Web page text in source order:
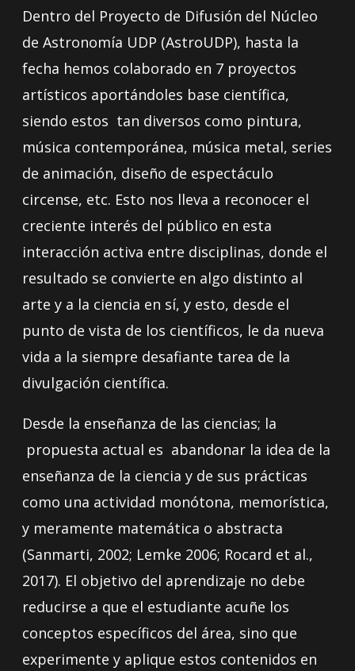
Dentro del Proyecto de Difusión del Núcleo
de Astronomía UDP (AstroUDP), hasta la
fecha hemos colaborado en 7 proyectos
artísticos aportándoles base científica,
siendo estos tan diversos como pintura,
música contemporánea, música metal, series
de animación, diseño de espectáculo
circense, etc. Esto nos lleva a reconocer el
creciente interés del público en esta
interacción activa entre disciplinas, donde el
resultado se convierte en algo distinto al
arte y a la ciencia en sí, y esto, desde el
punto de vista de los científicos, le da nueva
vida a la siempre desafiante tarea de la
divulgación científica.
Desde la enseñanza de las ciencias; la
propuesta actual es abandonar la idea de la
enseñanza de la ciencia y de sus prácticas
como una actividad monótona, memorística,
y meramente matemática o abstracta
(Sanmarti, 2002; Lemke 2006; Rocard et al.,
2017). El objetivo del aprendizaje no debe
reducirse a que el estudiante acuñe los
conceptos específicos del área, sino que
experimente y aplique estos contenidos en